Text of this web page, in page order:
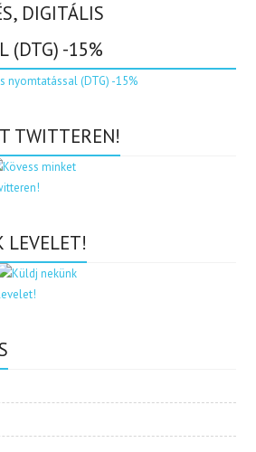
DIGITÁLIS
(DTG) -15%
TWITTEREN!
LEVELET!